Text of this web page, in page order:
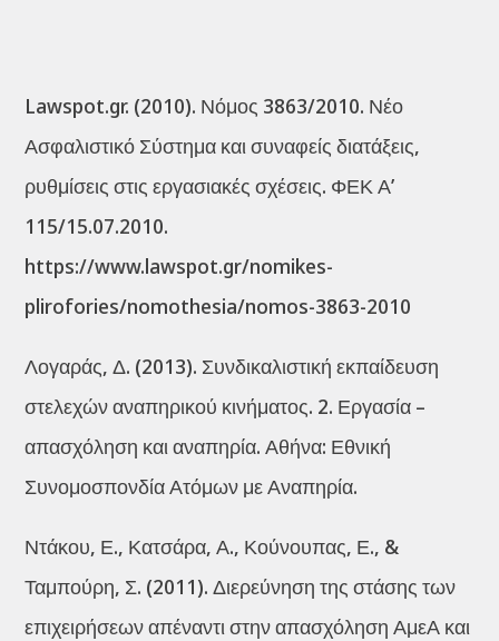
Lawspot.gr. (2010). Νόμος 3863/2010. Νέο
Ασφαλιστικό Σύστημα και συναφείς διατάξεις,
ρυθμίσεις στις εργασιακές σχέσεις. ΦΕΚ Α’
115/15.07.2010.
https://www.lawspot.gr/nomikes-
plirofories/nomothesia/nomos-3863-2010
Λογαράς, Δ. (2013). Συνδικαλιστική εκπαίδευση
στελεχών αναπηρικού κινήματος. 2. Εργασία –
απασχόληση και αναπηρία. Αθήνα: Εθνική
Συνομοσπονδία Ατόμων με Αναπηρία.
Ντάκου, Ε., Κατσάρα, Α., Κούνουπας, Ε., &
Ταμπούρη, Σ. (2011). Διερεύνηση της στάσης των
επιχειρήσεων απέναντι στην απασχόληση ΑμεΑ και